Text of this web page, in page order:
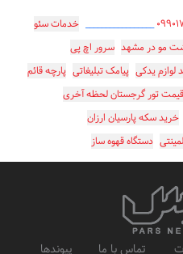
_________________ خدمات سئو
مو در مشهد سرور اچ پی
لوازم یدکی پیامک تبلیغاتی پارچه قائم
قیمت تور گرجستان لحظه آخری
خرید سکه پارسیان ارزان
دستگاه قهوه ساز
تماس با ما پیوندها